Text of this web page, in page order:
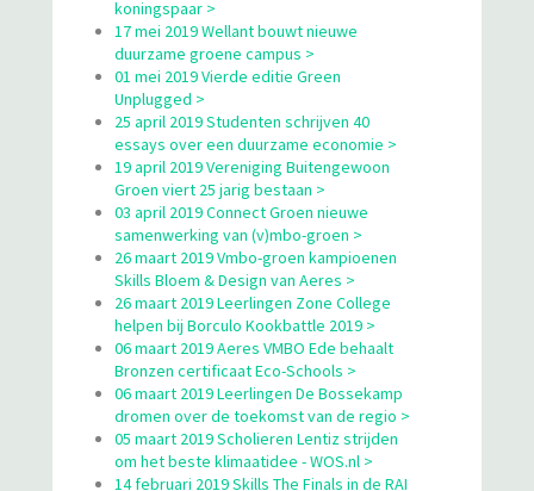
koningspaar >
17 mei 2019 Wellant bouwt nieuwe
duurzame groene campus >
01 mei 2019 Vierde editie Green
Unplugged >
25 april 2019 Studenten schrijven 40
essays over een duurzame economie >
19 april 2019 Vereniging Buitengewoon
Groen viert 25 jarig bestaan >
03 april 2019 Connect Groen nieuwe
samenwerking van (v)mbo-groen >
26 maart 2019 Vmbo-groen kampioenen
Skills Bloem & Design van Aeres >
26 maart 2019 Leerlingen Zone College
helpen bij Borculo Kookbattle 2019 >
06 maart 2019 Aeres VMBO Ede behaalt
Bronzen certificaat Eco-Schools >
06 maart 2019 Leerlingen De Bossekamp
dromen over de toekomst van de regio >
05 maart 2019 Scholieren Lentiz strijden
om het beste klimaatidee - WOS.nl >
14 februari 2019 Skills The Finals in de RAI